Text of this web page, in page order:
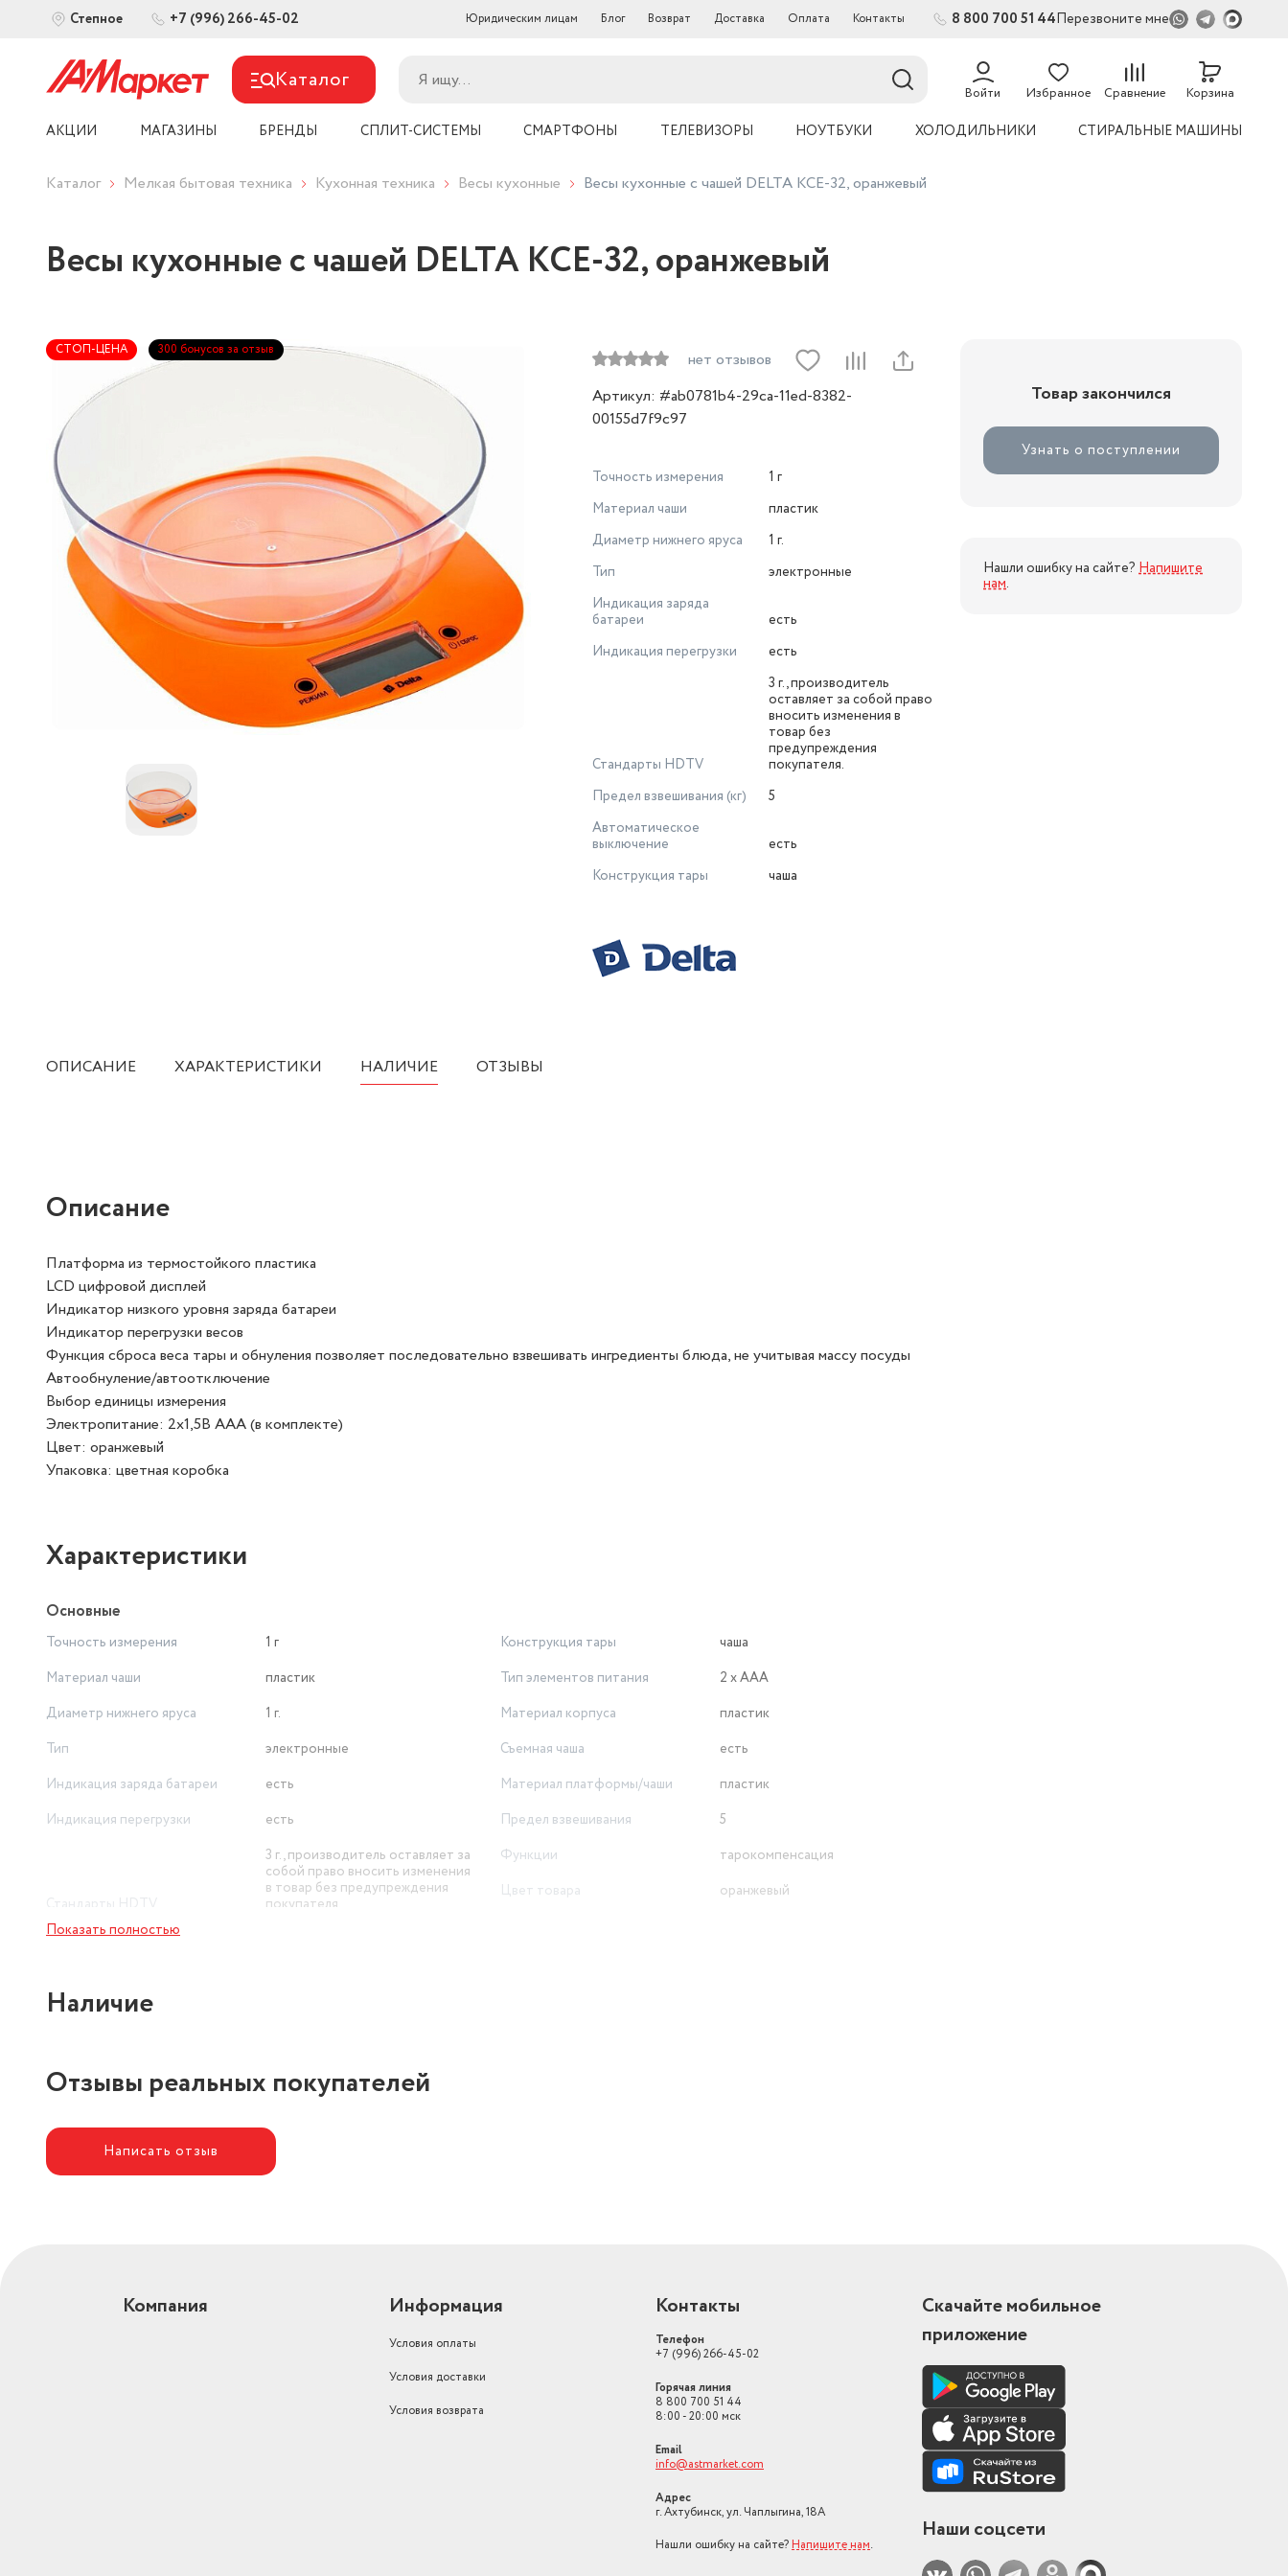
Степное +7 (996) 266-45-02 Юридическим лицам Блог Возврат Доставка Оплата Контакты 8 800 700 51 44Перезвоните мне
Каталог Войти Избранное Сравнение
54
Корзина
АКЦИИ МАГАЗИНЫ БРЕНДЫ СПЛИТ-СИСТЕМЫ СМАРТФОНЫ ТЕЛЕВИЗОРЫ НОУТБУКИ ХОЛОДИЛЬНИКИ СТИРАЛЬНЫЕ МАШИНЫ
Каталог Мелкая бытовая техника Кухонная техника Весы кухонные Весы кухонные с чашей DELTA KCE-32, оранжевый
Весы кухонные с чашей DELTA KCE-32, оранжевый
СТОП-ЦЕНА 300 бонусов за отзыв
нет отзывов
Артикул: #ab0781b4-29ca-11ed-8382-
00155d7f9c97
Точность измерения
1 г
Материал чаши
пластик
Диаметр нижнего яруса
1 г.
Тип
электронные
Индикация заряда
батареи
есть
Индикация перегрузки
есть
Стандарты HDTV
3 г., производитель
оставляет за собой право
вносить изменения в
товар без
предупреждения
покупателя.
Предел взвешивания (кг)
5
Автоматическое
выключение
есть
Конструкция тары
чаша
Товар закончился
Узнать о поступлении
Нашли ошибку на сайте? Напишите
нам.
ОПИСАНИЕ ХАРАКТЕРИСТИКИ НАЛИЧИЕ ОТЗЫВЫ
Описание
Платформа из термостойкого пластика
LCD цифровой дисплей
Индикатор низкого уровня заряда батареи
Индикатор перегрузки весов
Функция сброса веса тары и обнуления позволяет последовательно взвешивать ингредиенты блюда, не учитывая массу посуды
Автообнуление/автоотключение
Выбор единицы измерения
Электропитание: 2х1,5В ААА (в комплекте)
Цвет: оранжевый
Упаковка: цветная коробка
Характеристики
Основные
Точность измерения
1 г
Материал чаши
пластик
Диаметр нижнего яруса
1 г.
Тип
электронные
Индикация заряда батареи
есть
Индикация перегрузки
есть
Стандарты HDTV
3 г., производитель оставляет за
собой право вносить изменения
в товар без предупреждения
покупателя.
Предел взвешивания (кг)
Конструкция тары
чаша
Тип элементов питания
2 x ААА
Материал корпуса
пластик
Съемная чаша
есть
Материал платформы/чаши
пластик
Предел взвешивания
5
Функции
тарокомпенсация
Цвет товара
оранжевый
Показать полностью
Наличие
Отзывы реальных покупателей
Написать отзыв
Компания Информация
Условия оплаты
Условия доставки
Условия возврата
Контакты
Телефон
+7 (996) 266-45-02
Горячая линия
8 800 700 51 44
8:00 - 20:00 мск
Email
info@astmarket.com
Адрес
г. Ахтубинск, ул. Чаплыгина, 18А
Нашли ошибку на сайте? Напишите нам.
Скачайте мобильное
приложение
Наши соцсети